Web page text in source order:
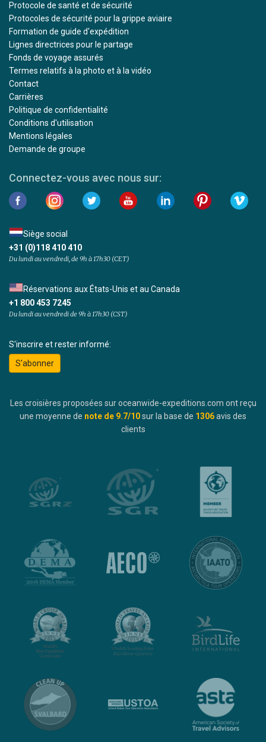
Protocole de santé et de sécurité
Protocoles de sécurité pour la grippe aviaire
Formation de guide d'expédition
Lignes directrices pour le partage
Fonds de voyage assurés
Termes relatifs à la photo et à la vidéo
Contact
Carrières
Politique de confidentialité
Conditions d'utilisation
Mentions légales
Demande de groupe
Connectez-vous avec nous sur:
Siège social
+31 (0)118 410 410
Du lundi au vendredi, de 9h à 17h30 (CET)
Réservations aux États-Unis et au Canada
+1 800 453 7245
Du lundi au vendredi de 9h à 17h30 (CST)
S'inscrire et rester informé:
S'abonner
Les croisières proposées sur oceanwide-expeditions.com ont reçu
une moyenne de note de 9.7/10sur la base de 1306avis des
clients